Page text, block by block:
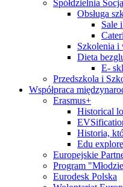
Spółdzielnia
Obsługa
Sale
Szkolenia i
Dieta
E-
Przedszkola i
Współpraca
Erasmus+
Historical
Historia,
Edu
Europejskie
Program
Eurodesk Polska